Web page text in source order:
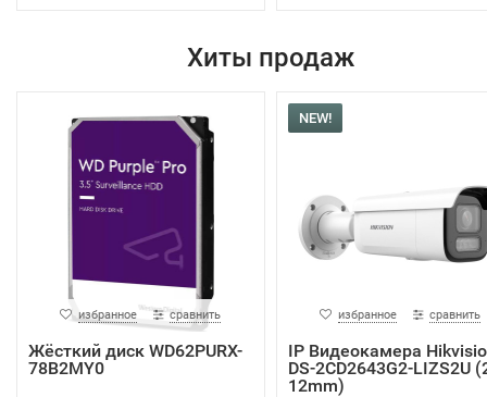
Хиты продаж
избранное сравнить
Жёсткий диск WD62PURX-
78B2MY0
NEW!
избранное сравнить
IP Видеокамера
DS-2CD2643G2-LIZS2U
12mm)